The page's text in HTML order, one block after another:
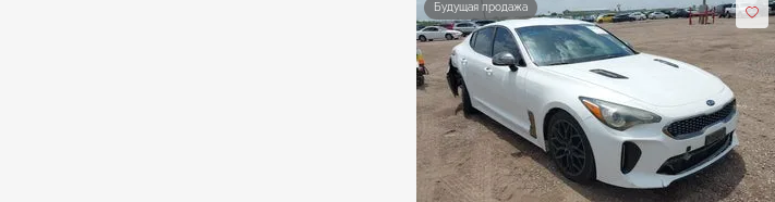
Будущая продажа